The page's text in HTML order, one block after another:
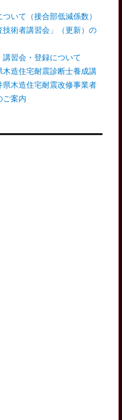
いて（接合部低減係数）
技術者講習会」（更新）の
講習会・登録について
木造住宅耐震診断士養成講
県木造住宅耐震改修事業者
ご案内